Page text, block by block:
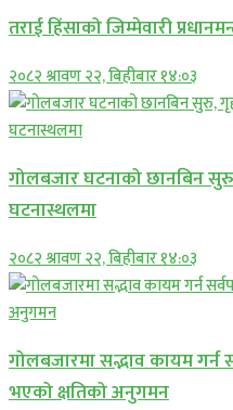
तराई हिंसाको जिम्मेवारी
२०८२ श्रावण २२, बिहीबार १४:०३
गोलबजार घटनाको छानबिन
घटनास्थलमा
२०८२ श्रावण २२, बिहीबार १४:०३
गोलबजारमा सद्भाव कायम गर्न
भएको क्षतिको अनुगमन